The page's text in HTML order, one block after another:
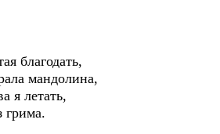
благодать,
мандолина,
я летать,
грима.